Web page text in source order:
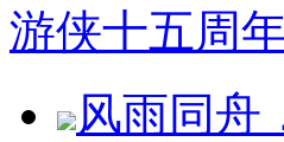
游侠十五周
风雨同舟